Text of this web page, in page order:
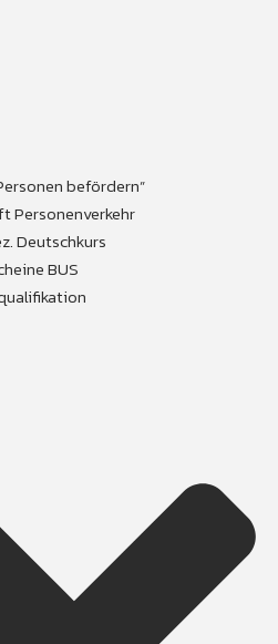
befördern”
Personenverkehr
Deutschkurs
BUS